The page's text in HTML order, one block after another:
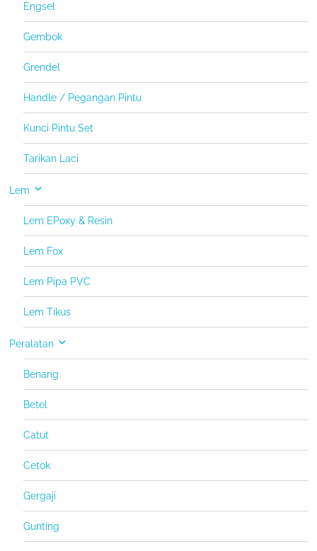
Engsel
Gembok
Grendel
Handle / Pegangan Pintu
Kunci Pintu Set
Tarikan Laci
Lem
Lem EPoxy & Resin
Lem Fox
Lem Pipa PVC
Lem Tikus
Peralatan
Benang
Betel
Catut
Cetok
Gergaji
Gunting